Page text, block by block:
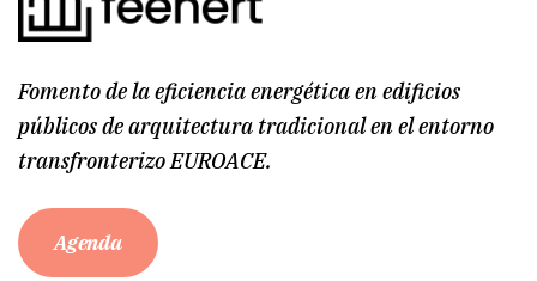
Fomento de la eficiencia energética en edificios
públicos de arquitectura tradicional en el entorno
transfronterizo EUROACE.
Agenda